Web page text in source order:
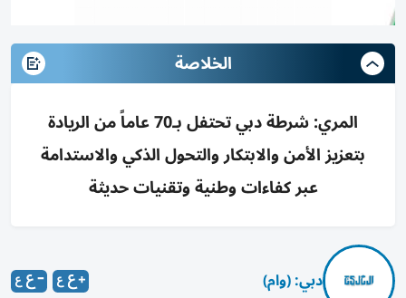
الخلاصة
المري: شرطة دبي تحتفل بـ70 عاماً من الريادة
بتعزيز الأمن والابتكار والتحول الذكي والاستدامة
عبر كفاءات وطنية وتقنيات حديثة
دبي: (وام)